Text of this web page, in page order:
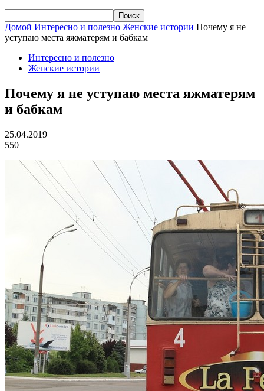
Домой Интересно и полезно Женские истории Почему я не
уступаю места яжматерям и бабкам
Интересно и полезно
Женские истории
Почему я не уступаю места яжматерям
и бабкам
25.04.2019
550